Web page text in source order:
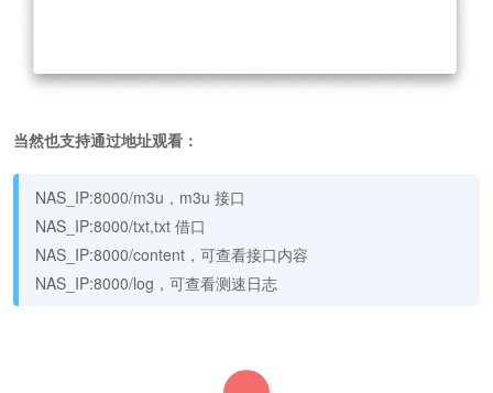
当然也支持通过地址观看：
NAS_IP:8000/m3u，m3u 接口
NAS_IP:8000/txt,txt 借口
NAS_IP:8000/content，可查看接口内容
NAS_IP:8000/log，可查看测速日志